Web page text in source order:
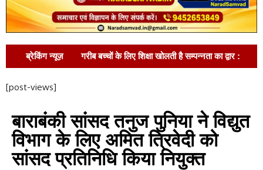
ब्रेकिंग न्यूज़ गरीब बच्चों के लिए शिक्षा खोलती है सम्पन्नता का द्वार :
डॉ. हृषिकेश भास्कर यशोद ने दिए तुरंत कार्रवाई के आदेश!
सरकारी धन के दुरुपयोग का आरोप, कार्रवाई तक
[post-views]
बाराबंकी सांसद तनुज पुनिया ने विद्युत
विभाग के लिए अमित त्रिवेदी को
सांसद प्रतिनिधि किया नियुक्त